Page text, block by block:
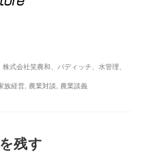
式会社笑農和、パディッチ、水管理、
族経営 農業対談 農業談義
残す